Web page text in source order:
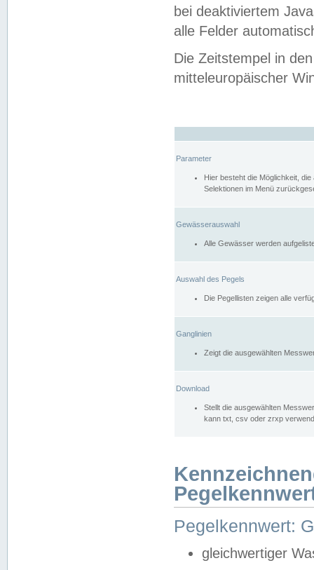
bei deaktiviertem
alle Felder
Die Zeitstempel in
mitteleuropäischer
Parameter
Hier besteht die Möglichkeit,
Selektionen im Menü
Gewässerauswahl
Alle Gewässer werden
Auswahl des Pegels
Die Pegellisten zeigen alle
Ganglinien
Zeigt die ausgewählten
Download
Stellt die ausgewählten
kann txt, csv oder zrxp
Pegelkennwert:
gleichwertiger